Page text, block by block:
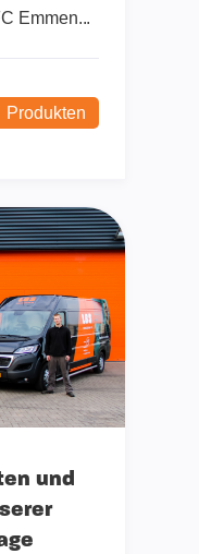
Emmen...
Produkten
und